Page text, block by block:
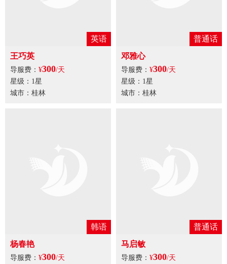
英语
王巧英
导服费： ¥300/天
星级：1星
城市：桂林
普通话
邓雅心
导服费： ¥300/天
韩语
杨春艳
导服费： ¥300/天